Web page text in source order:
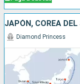
JAPÓN, COREA DEL
Diamond Princess